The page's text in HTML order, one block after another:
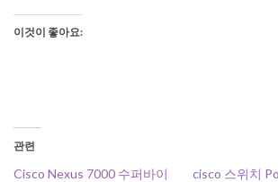
이것이 좋아요:
관련
Cisco Nexus 7000 수퍼바이
cisco 스위치